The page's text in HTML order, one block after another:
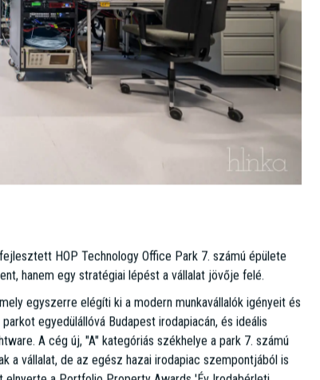
2 év alatt megduplázódott a létszám. Szintén
hely legyen az új székhely, illetve az irodai